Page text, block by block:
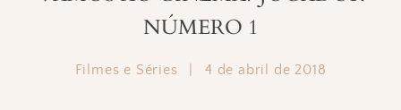
NÚMERO 1
Filmes e Séries 4 de abril de 2018